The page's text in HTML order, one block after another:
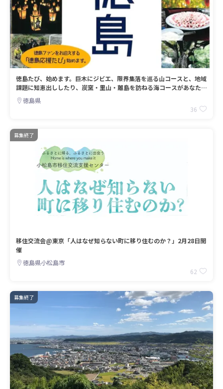
徳島たび、始めます。巨木にジビエ、限界集落を巡る山コースと、地域
課題に知恵出ししたり、炭窯・里山・離島を訪ねる海コースがあなたを
待ってます。
徳島県
36
募集終了
移住交流会@東京「人はなぜ知らない町に移り住むのか？」2月28日開
催
徳島県小松島市
62
募集終了